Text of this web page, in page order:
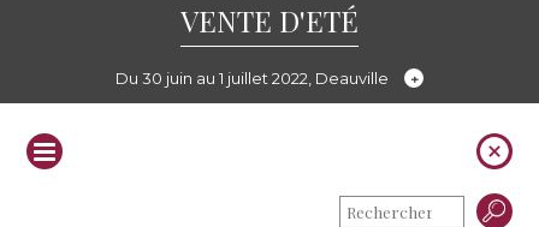
VENTE D'ETÉ
Du 30 juin au 1 juillet 2022, Deauville